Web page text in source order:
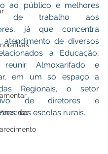
ao público e melhores
de trabalho aos
já que concentra
atendimento de diversos
a Educação,
Almoxarifado e
em um só espaço a
Regionais, o setor
de diretores e
das escolas rurais.